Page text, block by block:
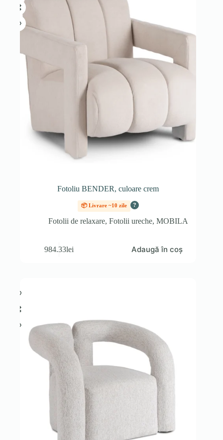
Fotoliu BENDER, culoare crem
📦 Livrare ~10 zile ?
Fotolii de relaxare, Fotolii ureche, MOBILA
984.33lei Adaugă în coș